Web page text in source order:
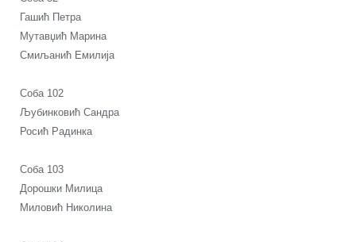
Гашић Петра
Мутавџић Марина
Смиљанић Емилија
Соба 102
Љубинковић Сандра
Росић Радинка
Соба 103
Дорошки Милица
Миловић Николина